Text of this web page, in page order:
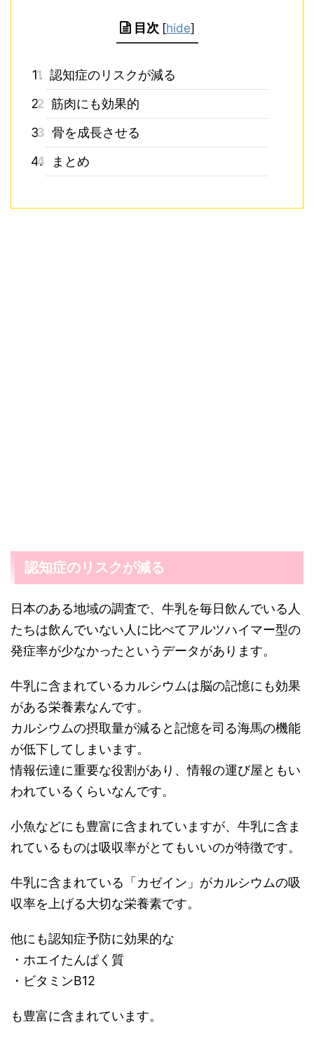
目次 [hide]
1 認知症のリスクが減る
2 筋肉にも効果的
3 骨を成長させる
4
まとめ
認知症のリスクが減る
日本のある地域の調査で、牛乳を毎日飲んでいる人
たちは飲んでいない人に比べてアルツハイマー型の
発症率が少なかったというデータがあります。
牛乳に含まれているカルシウムは脳の記憶にも効果
がある栄養素なんです。
カルシウムの摂取量が減ると記憶を司る海馬の機能
が低下してしまいます。
情報伝達に重要な役割があり、情報の運び屋ともい
われているくらいなんです。
小魚などにも豊富に含まれていますが、牛乳に含ま
れているものは吸収率がとてもいいのが特徴です。
牛乳に含まれている「カゼイン」がカルシウムの吸
収率を上げる大切な栄養素です。
他にも認知症予防に効果的な
・ホエイたんぱく質
・ビタミンB12
も豊富に含まれています。